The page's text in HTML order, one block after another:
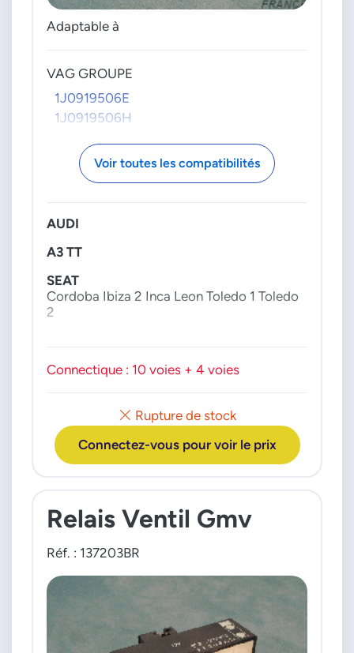
Adaptable à
VAG GROUPE
1J0919506E
1J0919506H
Voir toutes les compatibilités
Rupture de stock
Connectez-vous pour voir le prix
AUDI
A3 TT
SEAT
Cordoba Ibiza 2 Inca Leon Toledo 1 Toledo
2
Connectique : 10 voies + 4 voies
Relais Ventil Gmv
Réf. : 137203BR